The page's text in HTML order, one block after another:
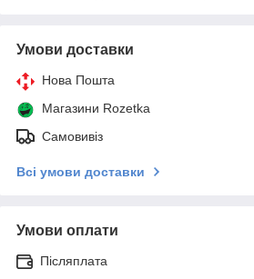
Умови доставки
Нова Пошта
Магазини Rozetka
Самовивіз
Всі умови доставки
Умови оплати
Післяплата